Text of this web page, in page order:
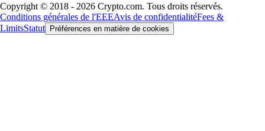
Copyright © 2018 - 2026 Crypto.com. Tous droits réservés.
Conditions générales de l'EEEAvis de confidentialitéFees &
LimitsStatut Préférences en matière de cookies